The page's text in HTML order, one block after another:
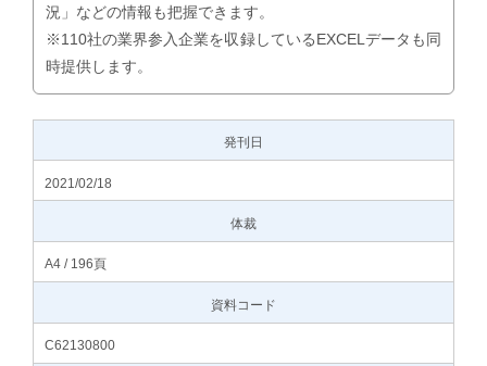
況」などの情報も把握できます。
※110社の業界参入企業を収録しているEXCELデータも同
時提供します。
発刊日
2021/02/18
体裁
A4 / 196頁
資料コード
C62130800